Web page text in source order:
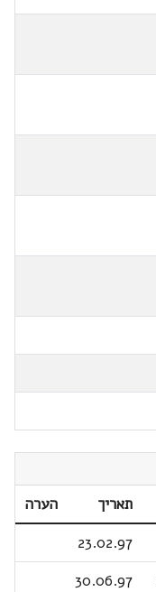
תאריך
הערה
23.02.97
30.06.97